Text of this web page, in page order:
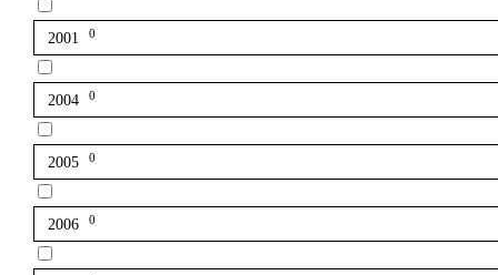
2001 0
2004 0
2005 0
2006 0